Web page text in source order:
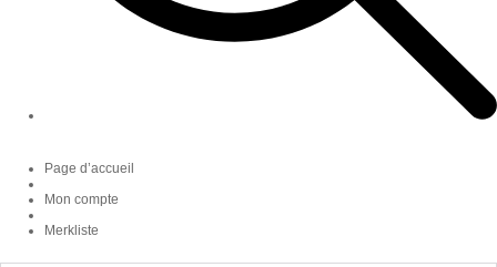
Page d’accueil
Mon compte
Merkliste